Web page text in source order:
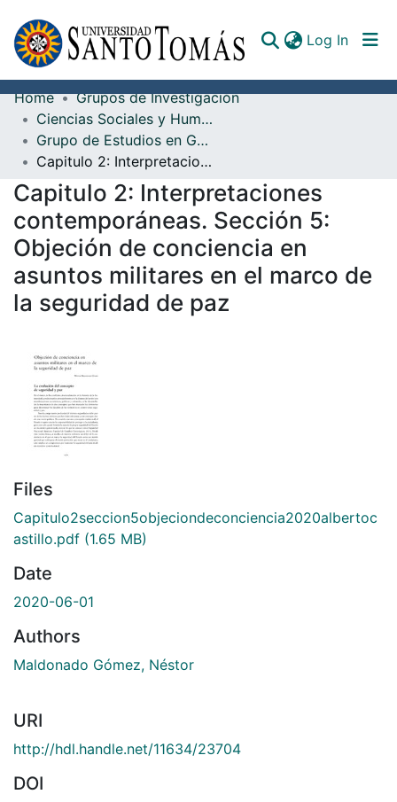
Log In
Communities & Collections
All of DSpace
Documents
Home
Grupos de Investigación
Ciencias Sociales y Humanidades
Grupo de Estudios en Gobierno y Relaciones Internacionales - GEGRI -
Capitulo 2: Interpretaciones contemporáneas. Sección 5: Objeción de conciencia en asuntos militares en el marco de la seguridad de paz
Capitulo 2: Interpretaciones
contemporáneas. Sección 5:
Objeción de conciencia en
asuntos militares en el marco de
la seguridad de paz
Files
Capitulo2seccion5objeciondeconciencia2020albertoc
astillo.pdf (1.65 MB)
Date
2020-06-01
Authors
Maldonado Gómez, Néstor
URI
http://hdl.handle.net/11634/23704
DOI